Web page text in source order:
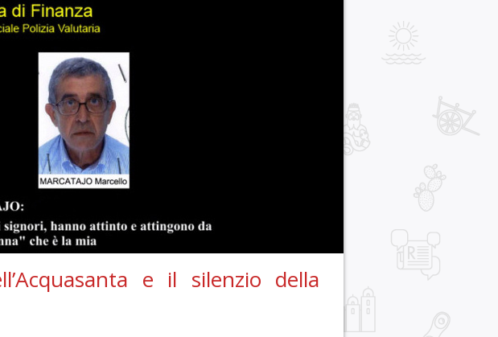
e il silenzio della